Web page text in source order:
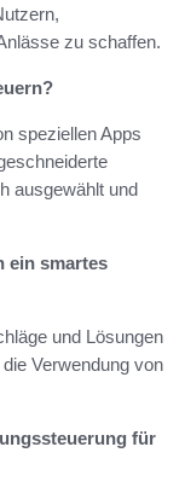
zu schaffen.
speziellen Apps
ausgewählt und
ein smartes
und Lösungen
Verwendung von
für